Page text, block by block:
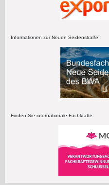
Informationen zur Neuen Seidenstraße:
Finden Sie internationale Fachkräfte: